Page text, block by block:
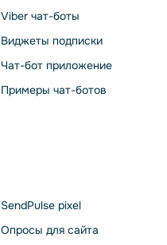
Viber чат-боты
Виджеты подписки
Чат-бот приложение
Примеры чат-ботов
SendPulse pixel
Опросы для сайта